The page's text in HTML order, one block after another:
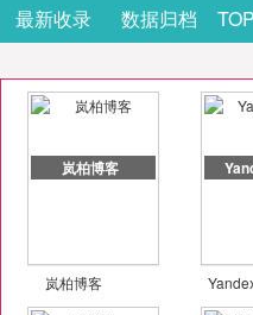
最新收录
数据归档
岚柏博客
岚柏博客